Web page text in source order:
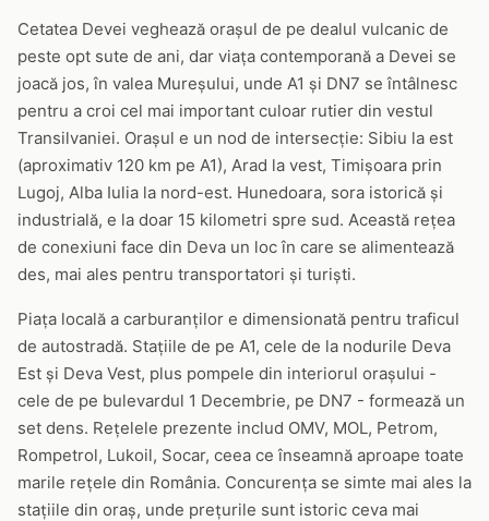
Cetatea Devei veghează orașul de pe dealul vulcanic de
peste opt sute de ani, dar viața contemporană a Devei se
joacă jos, în valea Mureșului, unde A1 și DN7 se întâlnesc
pentru a croi cel mai important culoar rutier din vestul
Transilvaniei. Orașul e un nod de intersecție: Sibiu la est
(aproximativ 120 km pe A1), Arad la vest, Timișoara prin
Lugoj, Alba Iulia la nord-est. Hunedoara, sora istorică și
industrială, e la doar 15 kilometri spre sud. Această rețea
de conexiuni face din Deva un loc în care se alimentează
des, mai ales pentru transportatori și turiști.
Piața locală a carburanților e dimensionată pentru traficul
de autostradă. Stațiile de pe A1, cele de la nodurile Deva
Est și Deva Vest, plus pompele din interiorul orașului -
cele de pe bulevardul 1 Decembrie, pe DN7 - formează un
set dens. Rețelele prezente includ OMV, MOL, Petrom,
Rompetrol, Lukoil, Socar, ceea ce înseamnă aproape toate
marile rețele din România. Concurența se simte mai ales la
stațiile din oraș, unde prețurile sunt istoric ceva mai